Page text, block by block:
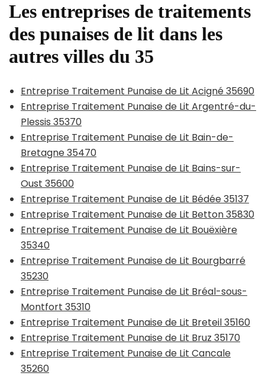
Les entreprises de traitements
des punaises de lit dans les
autres villes du 35
Entreprise Traitement Punaise de Lit Acigné 35690
Entreprise Traitement Punaise de Lit Argentré-du-
Plessis 35370
Entreprise Traitement Punaise de Lit Bain-de-
Bretagne 35470
Entreprise Traitement Punaise de Lit Bains-sur-
Oust 35600
Entreprise Traitement Punaise de Lit Bédée 35137
Entreprise Traitement Punaise de Lit Betton 35830
Entreprise Traitement Punaise de Lit Bouëxière
35340
Entreprise Traitement Punaise de Lit Bourgbarré
35230
Entreprise Traitement Punaise de Lit Bréal-sous-
Montfort 35310
Entreprise Traitement Punaise de Lit Breteil 35160
Entreprise Traitement Punaise de Lit Bruz 35170
Entreprise Traitement Punaise de Lit Cancale
35260